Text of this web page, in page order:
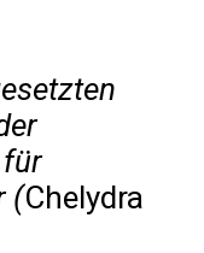
(Chelydra